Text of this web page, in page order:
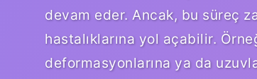
devam eder. Ancak, bu süreç
hastalıklarına yol açabilir.
deformasyonlarına ya da